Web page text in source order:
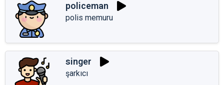
policeman
polis memuru
singer
şarkıcı